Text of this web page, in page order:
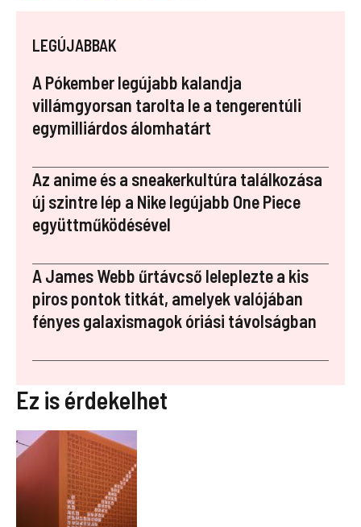
ce
b
o
o
k
er
es
t r dI
n
a
p
er
LEGÚJABBAK
A Pókember legújabb kalandja
villámgyorsan tarolta le a tengerentúli
egymilliárdos álomhatárt
Az anime és a sneakerkultúra találkozása
új szintre lép a Nike legújabb One Piece
együttműködésével
A James Webb űrtávcső leleplezte a kis
piros pontok titkát, amelyek valójában
fényes galaxismagok óriási távolságban
Ez is érdekelhet